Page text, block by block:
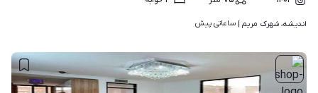
اندیشه، شهرک مریم | ساعاتی پیش